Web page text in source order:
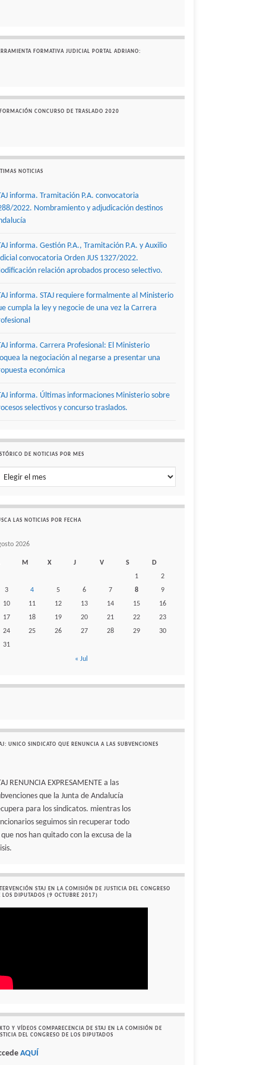
FORMATIVA JUDICIAL PORTAL ADRIANO:
CONCURSO DE TRASLADO 2020
NOTICIAS
informa. Tramitación P.A. convocatoria
2022. Nombramiento y adjudicación destinos
informa. Gestión P.A., Tramitación P.A. y Auxilio
convocatoria Orden JUS 1327/2022.
relación aprobados proceso selectivo.
informa. STAJ requiere formalmente al Ministerio
cumpla la ley y negocie de una vez la Carrera
informa. Carrera Profesional: El Ministerio
la negociación al negarse a presentar una
económica
informa. Últimas informaciones Ministerio sobre
selectivos y concurso traslados.
DE NOTICIAS POR MES
de noticias por mes
LAS NOTICIAS POR FECHA
2026
M X J V S
D
1
2
3
4 5 6 7 8
9
10
11 12 13 14 15
16
17
18 19 20 21 22
23
24
25 26 27 28 29
30
31
« Jul
UNICO SINDICATO QUE RENUNCIA A LAS SUBVENCIONES
RENUNCIA EXPRESAMENTE a las
que la Junta de Andalucía
para los sindicatos. mientras los
seguimos sin recuperar todo
que nos han quitado con la excusa de la
STAJ EN LA COMISIÓN DE JUSTICIA DEL CONGRESO
LOS DIPUTADOS (9 OCTUBRE 2017)
Y VÍDEOS COMPARECENCIA DE STAJ EN LA COMISIÓN DE
DEL CONGRESO DE LOS DIPUTADOS
AQUÍ